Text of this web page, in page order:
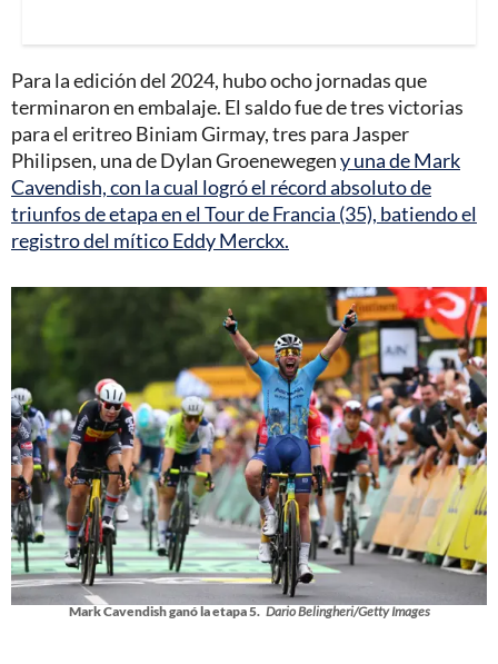
Para la edición del 2024, hubo ocho jornadas que
terminaron en embalaje. El saldo fue de tres victorias
para el eritreo Biniam Girmay, tres para Jasper
Philipsen, una de Dylan Groenewegeny una de Mark
Cavendish, con la cual logró el récord absoluto de
triunfos de etapa en el Tour de Francia (35), batiendo el
registro del mítico Eddy Merckx.
Mark Cavendish ganó la etapa 5. Dario Belingheri/Getty Images